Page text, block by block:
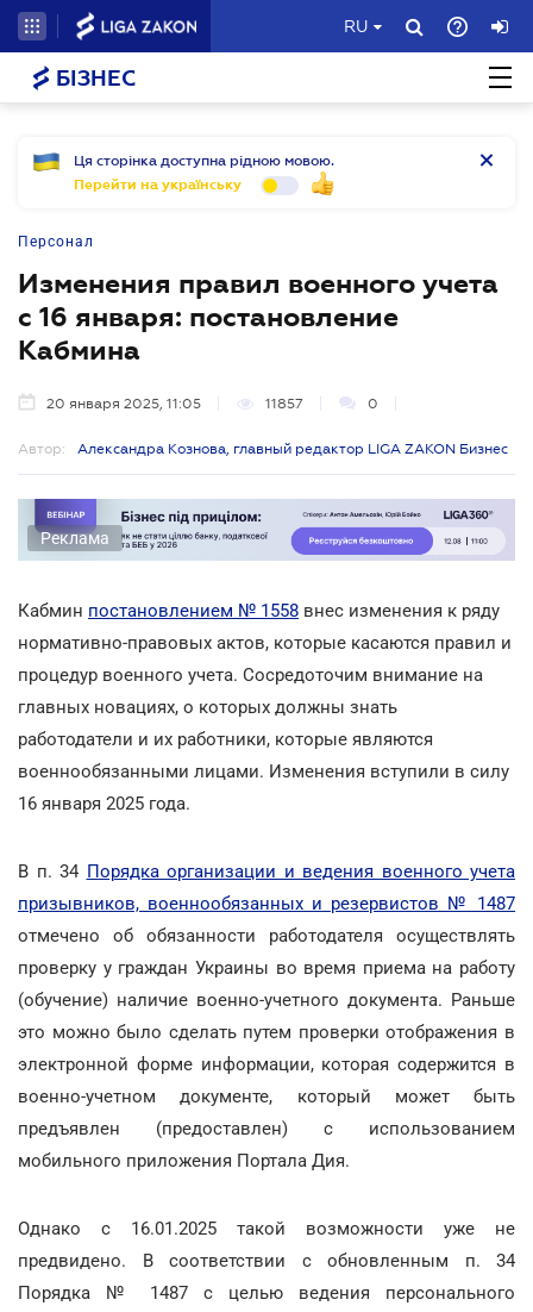
RU
БІЗНЕС
Ця сторінка доступна рідною мовою.
Перейти на українську
Персонал
Изменения правил военного учета
с 16 января: постановление
Кабмина
20 января 2025, 11:05 11857 0
Автор: Александра Кознова, главный редактор LIGA ZAKON Бизнес
Реклама
Кабмин постановлением № 1558 внес изменения к ряду
нормативно-правовых актов, которые касаются правил и
процедур военного учета. Сосредоточим внимание на
главных новациях, о которых должны знать
работодатели и их работники, которые являются
военнообязанными лицами. Изменения вступили в силу
16 января 2025 года.
В п. 34 Порядка организации и ведения военного учета
призывников, военнообязанных и резервистов № 1487
отмечено об обязанности работодателя осуществлять
проверку у граждан Украины во время приема на работу
(обучение) наличие военно-учетного документа. Раньше
это можно было сделать путем проверки отображения в
электронной форме информации, которая содержится в
военно-учетном документе, который может быть
предъявлен (предоставлен) с использованием
мобильного приложения Портала Дия.
Однако с 16.01.2025 такой возможности уже не
предвидено. В соответствии с обновленным п. 34
Порядка № 1487 с целью ведения персонального